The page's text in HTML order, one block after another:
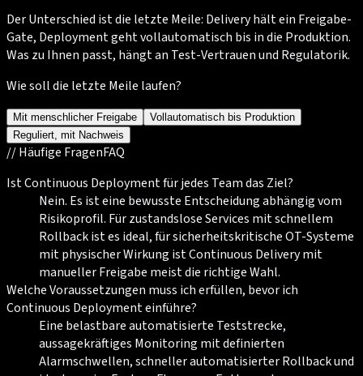
Der Unterschied ist die letzte Meile: Delivery hält ein Freigabe-
Gate, Deployment geht vollautomatisch bis in die Produktion.
Was zu Ihnen passt, hängt an Test-Vertrauen und Regulatorik.
Wie soll die letzte Meile laufen?
Mit menschlicher Freigabe
Vollautomatisch bis Produktion
Reguliert, mit Nachweis
//Häufige FragenFAQ
Ist Continuous Deployment für jedes Team das Ziel?
Nein. Es ist eine bewusste Entscheidung abhängig vom
Risikoprofil. Für zustandslose Services mit schnellem
Rollback ist es ideal, für sicherheitskritische OT-Systeme
mit physischer Wirkung ist Continuous Delivery mit
manueller Freigabe meist die richtige Wahl.
Welche Voraussetzungen muss ich erfüllen, bevor ich
Continuous Deployment einführe?
Eine belastbare automatisierte Teststrecke,
aussagekräftiges Monitoring mit definierten
Alarmschwellen, schneller automatisierter Rollback und